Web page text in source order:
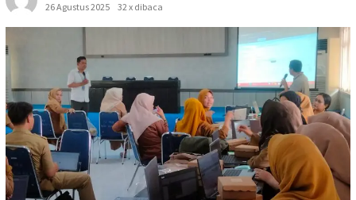
26 Agustus 2025
32 x dibaca